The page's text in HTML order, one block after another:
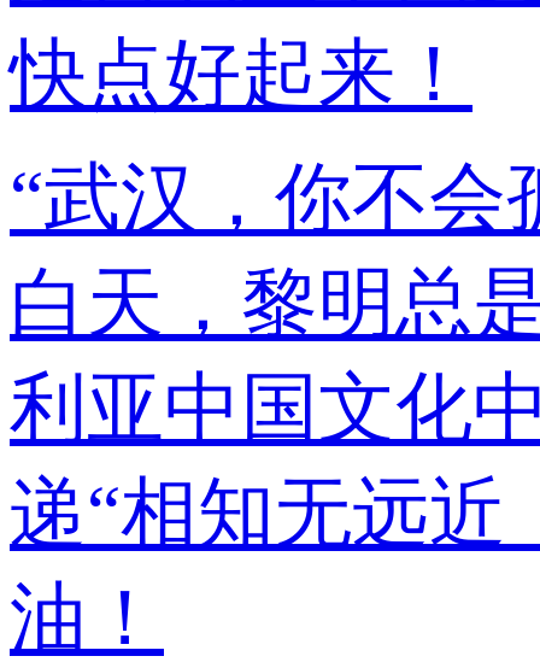
快点好起来！
“武汉，你不
白天，黎明总
利亚中国文化
递“相知无远
油！